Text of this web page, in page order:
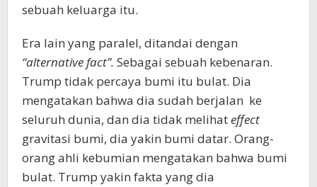
sebuah keluarga itu.
Era lain yang paralel, ditandai dengan
“alternative fact”. Sebagai sebuah kebenaran.
Trump tidak percaya bumi itu bulat. Dia
mengatakan bahwa dia sudah berjalan ke
seluruh dunia, dan dia tidak melihateffect
gravitasi bumi, dia yakin bumi datar. Orang-
orang ahli kebumian mengatakan bahwa bumi
bulat. Trump yakin fakta yang dia